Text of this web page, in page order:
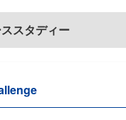
スタディー